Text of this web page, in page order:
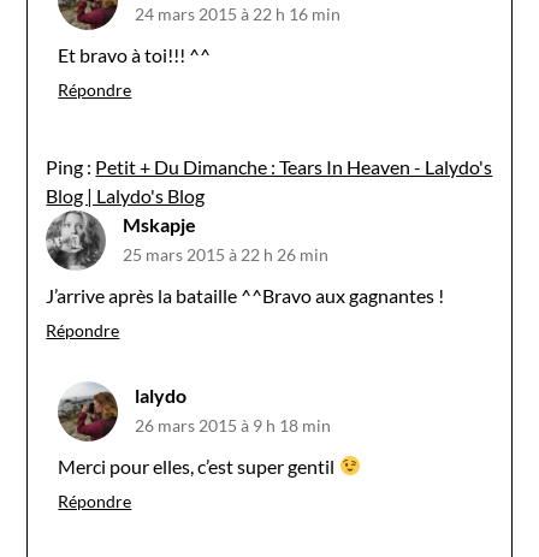
24 mars 2015 à 22 h 16 min
Et bravo à toi!!! ^^
Répondre
Ping : Petit + Du Dimanche : Tears In Heaven - Lalydo's
Blog | Lalydo's Blog
Mskapje
25 mars 2015 à 22 h 26 min
J’arrive après la bataille ^^Bravo aux gagnantes !
Répondre
lalydo
26 mars 2015 à 9 h 18 min
Merci pour elles, c’est super gentil
Répondre